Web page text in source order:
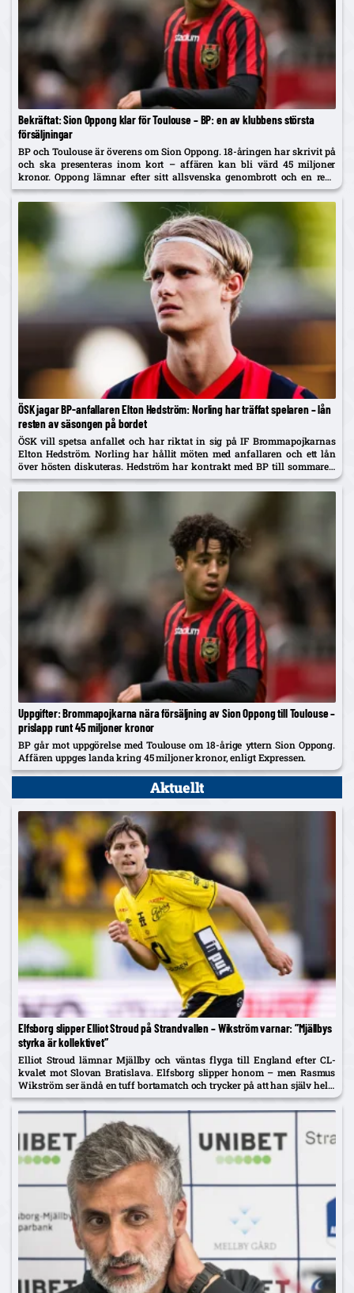
Bekräftat: Sion Oppong klar för Toulouse – BP: en av klubbens största
försäljningar
BP och Toulouse är överens om Sion Oppong. 18-åringen har skrivit på
och ska presenteras inom kort – affären kan bli värd 45 miljoner
kronor. Oppong lämnar efter sitt allsvenska genombrott och en resa
som började i BP som fyraåring.
ÖSK jagar BP-anfallaren Elton Hedström: Norling har träffat spelaren – lån
resten av säsongen på bordet
ÖSK vill spetsa anfallet och har riktat in sig på IF Brommapojkarnas
Elton Hedström. Norling har hållit möten med anfallaren och ett lån
över hösten diskuteras. Hedström har kontrakt med BP till sommaren
2029 och uppges även vara på radarn...
Uppgifter: Brommapojkarna nära försäljning av Sion Oppong till Toulouse –
prislapp runt 45 miljoner kronor
BP går mot uppgörelse med Toulouse om 18-årige yttern Sion Oppong.
Affären uppges landa kring 45 miljoner kronor, enligt Expressen.
Aktuellt
Elfsborg slipper Elliot Stroud på Strandvallen – Wikström varnar: ”Mjällbys
styrka är kollektivet”
Elliot Stroud lämnar Mjällby och väntas flyga till England efter CL-
kvalet mot Slovan Bratislava. Elfsborg slipper honom – men Rasmus
Wikström ser ändå en tuff bortamatch och trycker på att han själv helst
spelar mittback.